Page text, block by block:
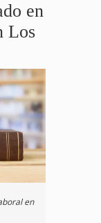
en
Los
en